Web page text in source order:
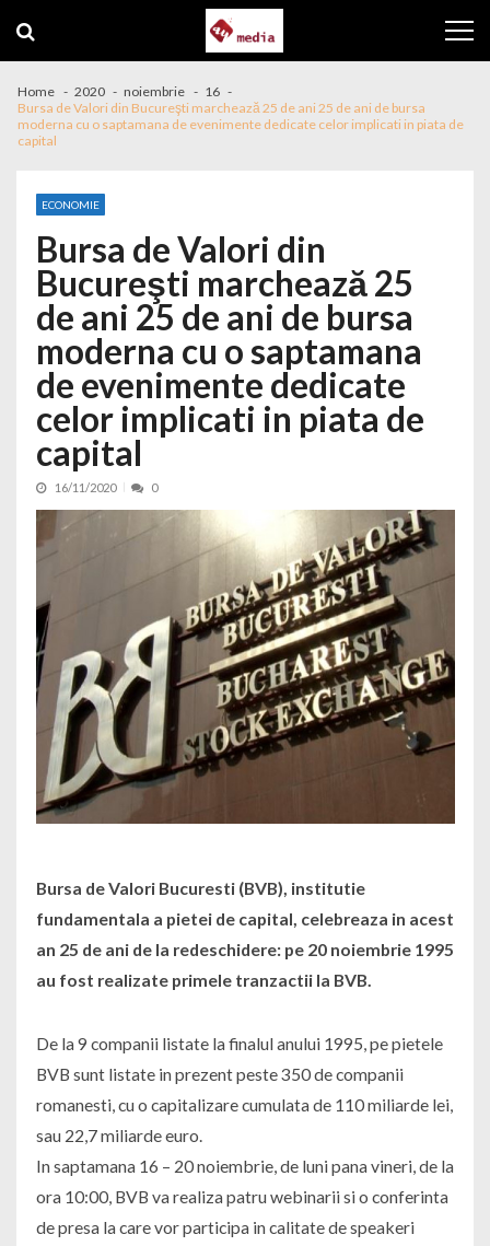
Home 2020 noiembrie
16
Bursa de Valori din Bucureşti marchează 25 de ani 25 de ani de bursa
moderna cu o saptamana de evenimente dedicate celor implicati in piata de
capital
ECONOMIE
Bursa de Valori din
Bucureşti marchează 25
de ani 25 de ani de bursa
moderna cu o saptamana
de evenimente dedicate
celor implicati in piata de
capital
16/11/2020 0
Bursa de Valori Bucuresti (BVB), institutie
fundamentala a pietei de capital, celebreaza in acest
an 25 de ani de la redeschidere: pe 20 noiembrie 1995
au fost realizate primele tranzactii la BVB.
De la 9 companii listate la finalul anului 1995, pe pietele
BVB sunt listate in prezent peste 350 de companii
romanesti, cu o capitalizare cumulata de 110 miliarde lei,
sau 22,7 miliarde euro.
In saptamana 16 – 20 noiembrie, de luni pana vineri, de la
ora 10:00, BVB va realiza patru webinarii si o conferinta
de presa la care vor participa in calitate de speakeri